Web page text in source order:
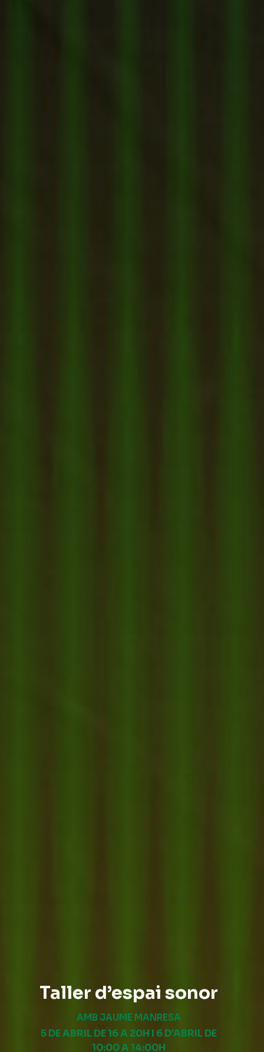
Taller d’espai sonor
AMB JAUME MANRESA
5 DE ABRIL DE 16 A 20H I 6 D’ABRIL DE
10:00 A 14:00H